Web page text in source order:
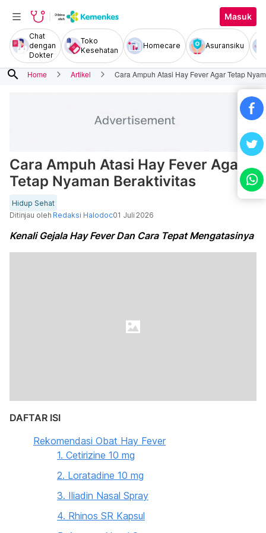
Masuk
Chat
dengan
Dokter
Toko
Kesehatan
Homecare Asuransiku
search Home Artikel Cara Ampuh Atasi Hay Fever Agar Tetap
Cara Ampuh Atasi Hay Fever Agar
Tetap Nyaman Beraktivitas
Hidup Sehat
Ditinjau oleh Redaksi Halodoc01 Juli 2026
Kenali Gejala Hay Fever Dan Cara Tepat Mengatasinya
DAFTAR ISI
Rekomendasi Obat Hay Fever
1. Cetirizine 10 mg
2. Loratadine 10 mg
3. Iliadin Nasal Spray
4. Rhinos SR Kapsul